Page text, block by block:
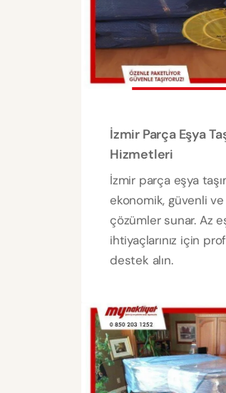
İzmir Parça Eşya
Hizmetleri
İzmir parça eşya
ekonomik, güvenli ve
çözümler sunar. Az
ihtiyaçlarınız için
destek alın.